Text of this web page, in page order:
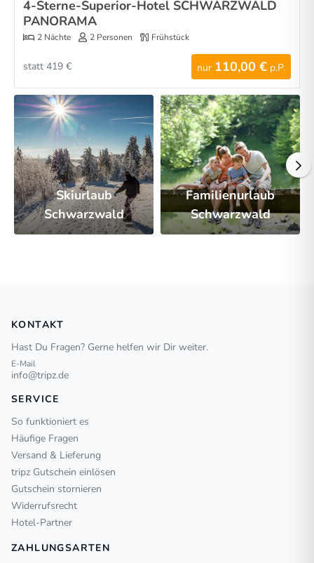
4-Sterne-Superior-Hotel SCHWARZWALD
PANORAMA
2 Nächte 2 Personen Frühstück
nur 110,00 € p.P.
statt 419 €
Skiurlaub
Schwarzwald
Familienurlaub
Schwarzwald
KONTAKT
Hast Du Fragen? Gerne helfen wir Dir weiter.
E-Mail
info@tripz.de
SERVICE
So funktioniert es
Häufige Fragen
Versand & Lieferung
tripz Gutschein einlösen
Gutschein stornieren
Widerrufsrecht
Hotel-Partner
ZAHLUNGSARTEN